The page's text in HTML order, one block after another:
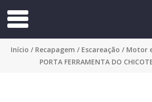
Início / Recapagem / Escareação / Motor
PORTA FERRAMENTA DO